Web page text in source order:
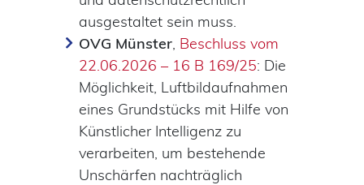
ausgestaltet sein muss.
OVG Münster, Beschluss vom
22.06.2026 – 16 B 169/25: Die
Möglichkeit, Luftbildaufnahmen
eines Grundstücks mit Hilfe von
Künstlicher Intelligenz zu
verarbeiten, um bestehende
Unschärfen nachträglich